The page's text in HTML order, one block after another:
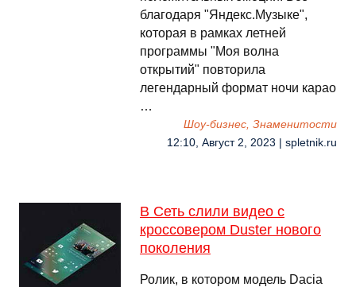
благодаря "Яндекс.Музыке",
которая в рамках летней
программы "Моя волна
открытий" повторила
легендарный формат ночи карао
…
Шоу-бизнес, Знаменитости
12:10, Август 2, 2023 | spletnik.ru
В Сеть слили видео с
кроссовером Duster нового
поколения
Ролик, в котором модель Dacia